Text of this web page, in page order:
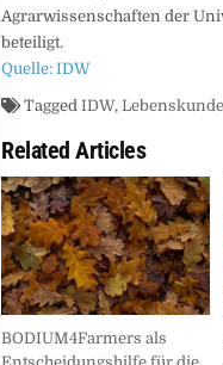
Agrarwissenschaften der
beteiligt.
Quelle: IDW
Tagged IDW, Lebenskunde
Related Articles
BODIUM4Farmers als